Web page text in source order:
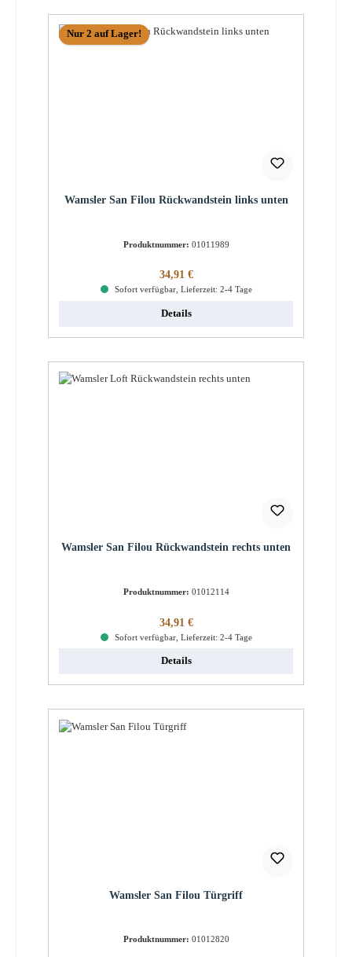
Nur 2 auf Lager!
Wamsler San Filou Rückwandstein links unten
Produktnummer: 01011989
Regulärer Preis:
34,91 €
Sofort verfügbar, Lieferzeit: 2-4 Tage
Details
Wamsler San Filou Rückwandstein rechts unten
Produktnummer: 01012114
Regulärer Preis:
34,91 €
Sofort verfügbar, Lieferzeit: 2-4 Tage
Details
Wamsler San Filou Türgriff
Produktnummer: 01012820